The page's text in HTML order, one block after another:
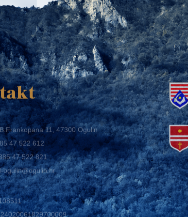
11, 47300 Ogulin
47 522 612
47 522 821
ogulin@ogulin.hr